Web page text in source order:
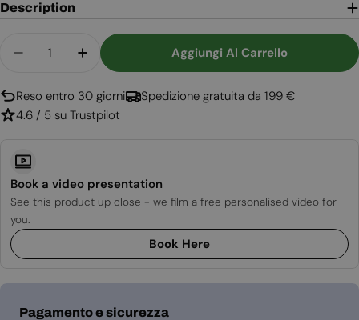
Description
Diminuisci La Quantità Per Atlanta Single -
Aumenta La Quantità Per Atlanta
Aggiungi Al Carrello
Reso entro 30 giorni
Spedizione gratuita da 199 €
4.6 / 5 su Trustpilot
Book a video presentation
See this product up close - we film a free personalised video for
you.
Book Here
Pagamento e sicurezza
Metodi